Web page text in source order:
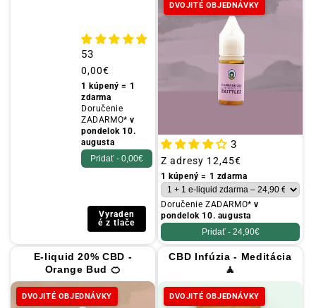
53
Obvyklá
cena
0,00€
1 kúpený = 1
zdarma
Doručenie
ZADARMO*v
pondelok 10.
augusta
Pridať - 0,00€
Vyraden
é z tlače
DVOJITÉ OBJEDNÁVKY
3
Obvyklá
cena
Z adresy 12,45€
1 kúpený = 1 zdarma
Doručenie ZADARMO*v
pondelok 10. augusta
Pridať - 24,90€
E-liquid 20% CBD -
Orange Bud 🍊
DVOJITÉ OBJEDNÁVKY
CBD Infúzia - Meditácia
🧘
DVOJITÉ OBJEDNÁVKY